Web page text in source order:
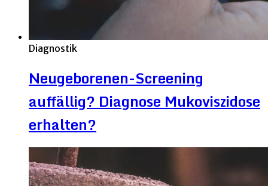
Diagnostik
Neugeborenen-Screening
auffällig? Diagnose Mukoviszidose
erhalten?